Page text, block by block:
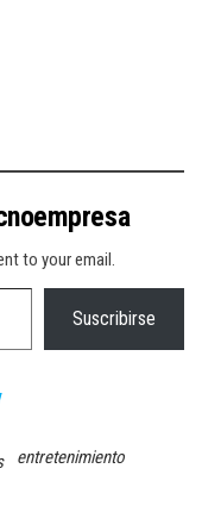
to your email.
Suscribirse
entretenimiento